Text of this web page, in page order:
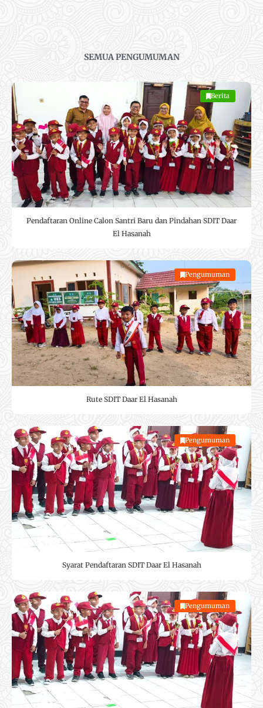
SEMUA PENGUMUMAN
Berita
Pendaftaran Online Calon Santri Baru dan Pindahan SDIT Daar
El Hasanah
Pengumuman
Rute SDIT Daar El Hasanah
Pengumuman
Syarat Pendaftaran SDIT Daar El Hasanah
Pengumuman